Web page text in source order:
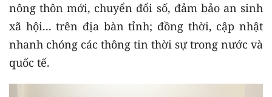
nông thôn mới, chuyển đổi số, đảm bảo an sinh
xã hội... trên địa bàn tỉnh; đồng thời, cập nhật
nhanh chóng các thông tin thời sự trong nước và
quốc tế.